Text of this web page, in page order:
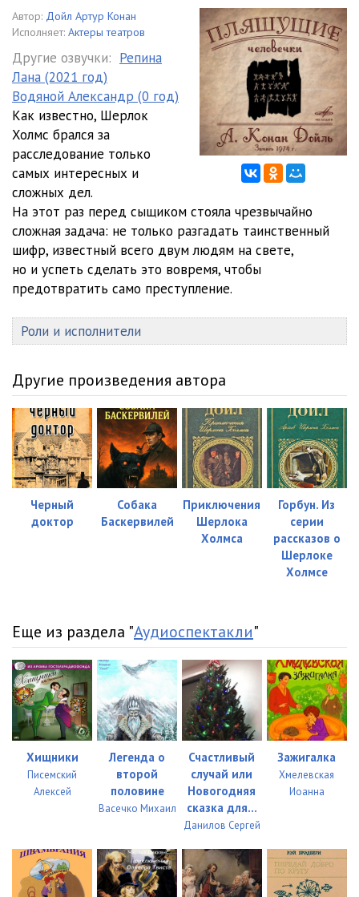
0006_C1_fr6 05:03
06:21
0008_C2_fr2 06:24
0009_C2_fr3 05:34
0010_C2_fr4 04:51
Автор: Дойл Артур Конан
Исполняет: Актеры театров
Другие озвучки: Репина
Лана (2021 год)
Водяной Александр (0 год)
Как известно, Шерлок
Холмс брался за
расследование только
самых интересных и
сложных дел.
На этот раз перед сыщиком стояла чрезвычайно
сложная задача: не только разгадать таинственный
шифр, известный всего двум людям на свете,
но и успеть сделать это вовремя, чтобы
предотвратить само преступление.
Роли и исполнители
Другие произведения автора
Черный
доктор
Собака
Баскервилей
Приключения
Шерлока
Холмса
Горбун. Из
серии
рассказов о
Шерлоке
Холмсе
Еще из раздела "Аудиоспектакли"
Хищники
Писемский
Алексей
Легенда о
второй
половине
Васечко Михаил
Счастливый
случай или
Новогодняя
сказка для...
Данилов Сергей
Зажигалка
Хмелевская
Иоанна